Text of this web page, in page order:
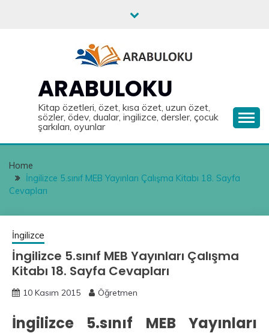
ARABULOKU
Kitap özetleri, özet, kısa özet, uzun özet,
sözler, ödev, dualar, ingilizce, dersler, çocuk
şarkıları, oyunlar
Home
İngilizce 5.sınıf MEB Yayınları Çalışma Kitabı 18. Sayfa
Cevapları
İngilizce
İngilizce 5.sınıf MEB Yayınları Çalışma
Kitabı 18. Sayfa Cevapları
10 Kasım 2015 Öğretmen
İngilizce 5.sınıf MEB Yayınları